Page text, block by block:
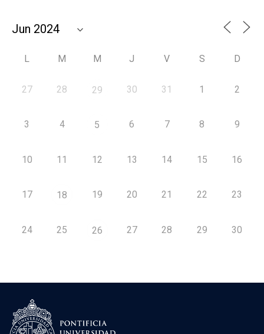
L M M J V S D
27 28 29 30 31 1 2
3 4 5 6 7 8 9
10 11 12 13 14 15 16
17 18 19 20 21 22 23
24 25 26 27 28 29 30